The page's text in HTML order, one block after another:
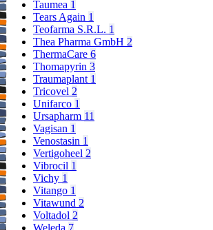
Taumea 1
Tears Again 1
Teofarma S.R.L. 1
Thea Pharma GmbH 2
ThermaCare 6
Thomapyrin 3
Traumaplant 1
Tricovel 2
Unifarco 1
Ursapharm 11
Vagisan 1
Venostasin 1
Vertigoheel 2
Vibrocil 1
Vichy 1
Vitango 1
Vitawund 2
Voltadol 2